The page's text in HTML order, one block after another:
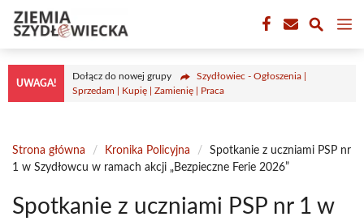
Przejdź
treści
UWAGA!
Dołącz do nowej grupy
Szydłowiec - Ogłoszenia |
Sprzedam | Kupię | Zamienię | Praca
Strona główna / Kronika Policyjna /
Spotkanie z uczniami PSP nr
1 w Szydłowcu w ramach akcji „Bezpieczne Ferie 2026”
Spotkanie z uczniami PSP nr 1 w